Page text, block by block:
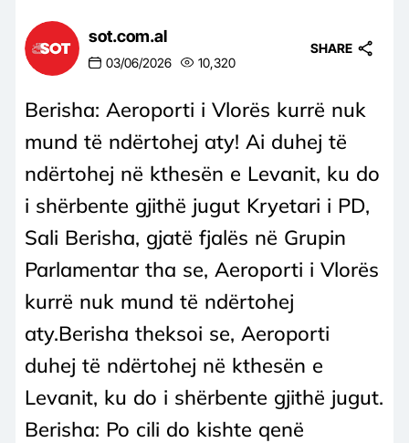
sot.com.al
03/06/2026 10,320
SHARE
Berisha: Aeroporti i Vlorës kurrë nuk
mund të ndërtohej aty! Ai duhej të
ndërtohej në kthesën e Levanit, ku do
i shërbente gjithë jugut Kryetari i PD,
Sali Berisha, gjatë fjalës në Grupin
Parlamentar tha se, Aeroporti i Vlorës
kurrë nuk mund të ndërtohej
aty.Berisha theksoi se, Aeroporti
duhej të ndërtohej në kthesën e
Levanit, ku do i shërbente gjithë jugut.
Berisha: Po cili do kishte qenë